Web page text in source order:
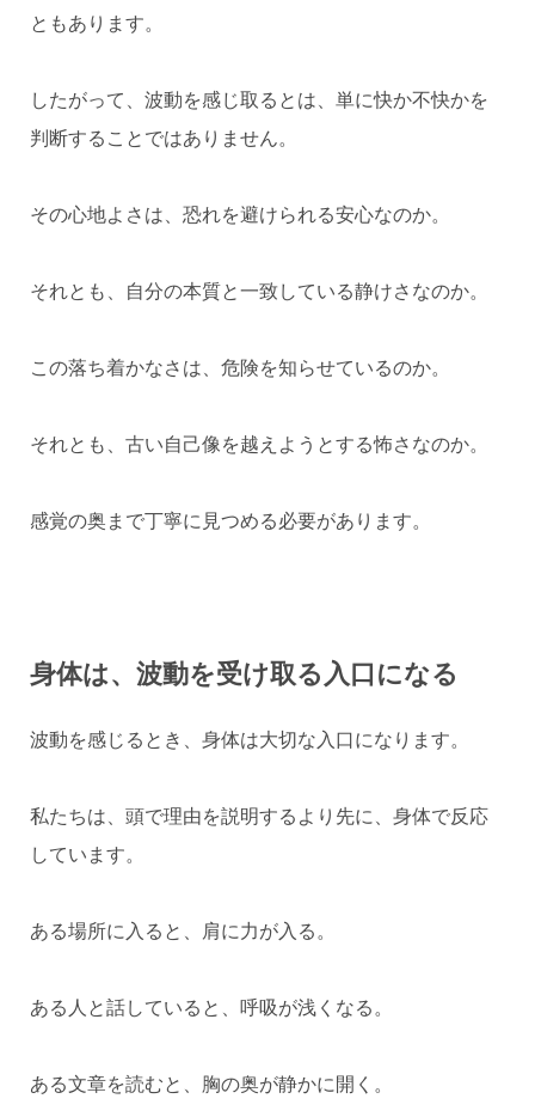
ともあります。
したがって、波動を感じ取るとは、単に快か不快かを
判断することではありません。
その心地よさは、恐れを避けられる安心なのか。
それとも、自分の本質と一致している静けさなのか。
この落ち着かなさは、危険を知らせているのか。
それとも、古い自己像を越えようとする怖さなのか。
感覚の奥まで丁寧に見つめる必要があります。
身体は、波動を受け取る入口になる
波動を感じるとき、身体は大切な入口になります。
私たちは、頭で理由を説明するより先に、身体で反応
しています。
ある場所に入ると、肩に力が入る。
ある人と話していると、呼吸が浅くなる。
ある文章を読むと、胸の奥が静かに開く。